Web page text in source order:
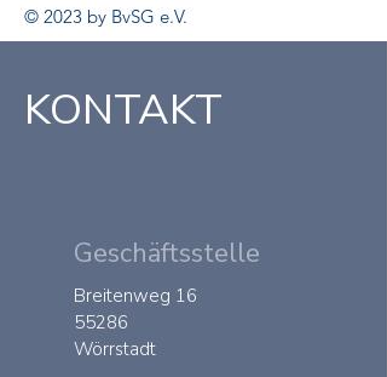
© 2023 by BvSG e.V.
KONTAKT
Geschäftsstelle
Breitenweg 16
55286
Wörrstadt